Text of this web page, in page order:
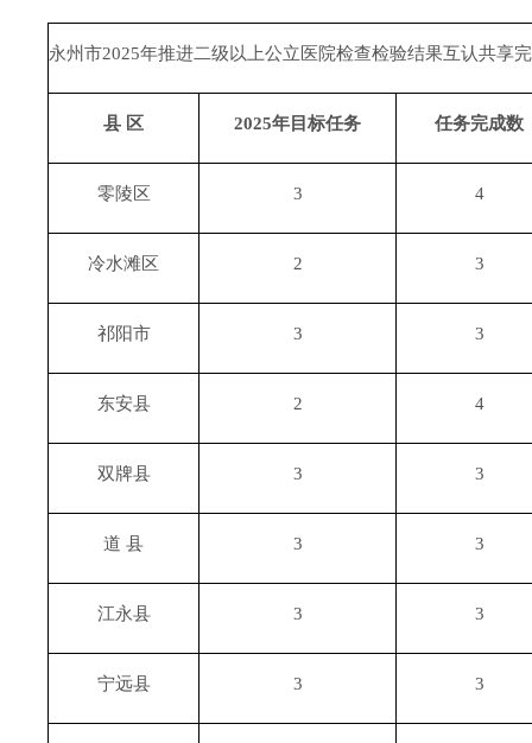
永州市2025年推进二级以上公立医院检查检验结果互认共享
县 区 2025年目标任务 任务完成数
零陵区 3 4
冷水滩区 2 3
祁阳市 3 3
东安县 2 4
双牌县 3 3
道 县 3 3
江永县 3 3
宁远县 3 3